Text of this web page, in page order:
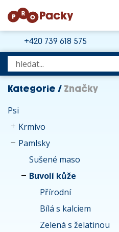
+420 739 618 575
Kategorie / Značky
Psi
Krmivo
Pamlsky
Sušené maso
Buvolí kůže
Přírodní
Bílá s kalciem
Zelená s želatinou